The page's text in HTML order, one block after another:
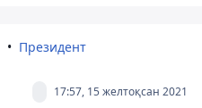
Президент
17:57, 15 желтоқсан 2021